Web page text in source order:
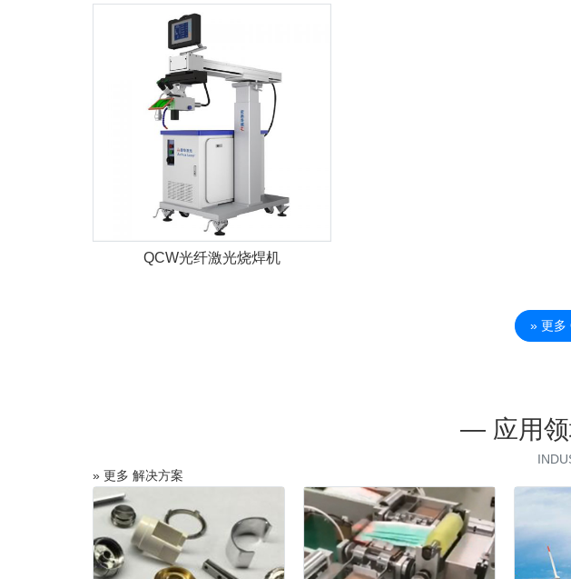
QCW光纤激光烧焊机
» 更多
— 应用
» 更多 解决方案